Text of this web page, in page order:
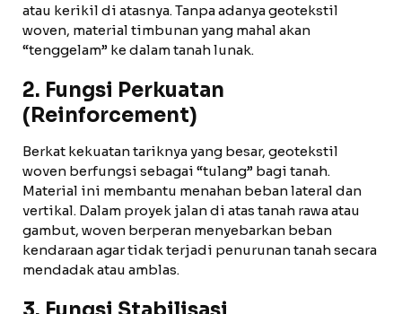
atau kerikil di atasnya. Tanpa adanya geotekstil
woven, material timbunan yang mahal akan
“tenggelam” ke dalam tanah lunak.
2. Fungsi Perkuatan
(Reinforcement)
Berkat kekuatan tariknya yang besar, geotekstil
woven berfungsi sebagai “tulang” bagi tanah.
Material ini membantu menahan beban lateral dan
vertikal. Dalam proyek jalan di atas tanah rawa atau
gambut, woven berperan menyebarkan beban
kendaraan agar tidak terjadi penurunan tanah secara
mendadak atau amblas.